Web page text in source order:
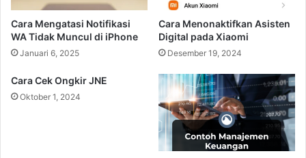
Cara Mengatasi Notifikasi
WA Tidak Muncul di iPhone
Januari 6, 2025
Cara Menonaktifkan Asisten
Digital pada Xiaomi
Desember 19, 2024
Cara Cek Ongkir JNE
Oktober 1, 2024